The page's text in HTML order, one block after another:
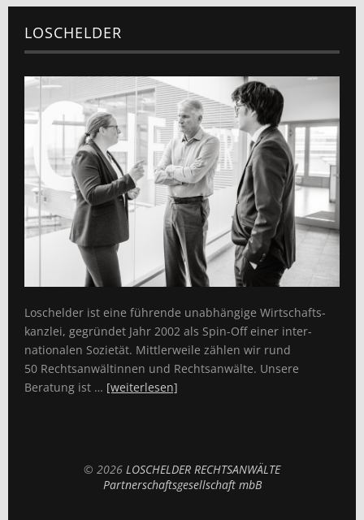
LOSCHELDER
Loschelder ist eine führende unabhängige Wirtschafts­
kanzlei, gegründet Jahr 2002 als Spin-Off einer inter­
nationalen Sozietät. Mittlerweile zählen wir rund
50 Rechts­anwältinnen und Rechtsanwälte. Unsere
Beratung ist … [weiterlesen]
© 2026 LOSCHELDER RECHTSANWÄLTE
Partnerschaftsgesellschaft mbB